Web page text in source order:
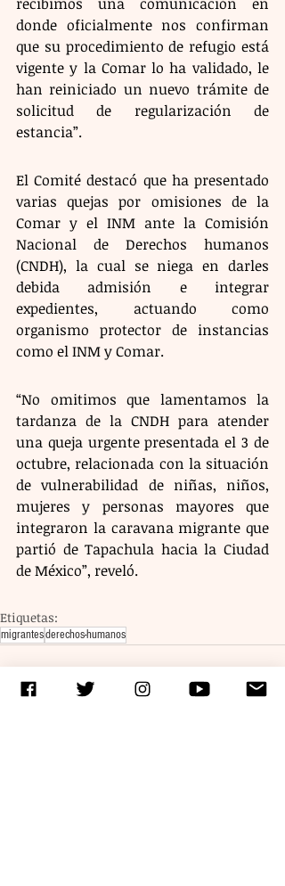
donde oficialmente nos confirman
que su procedimiento de refugio está
vigente y la Comar lo ha validado, le
han reiniciado un nuevo trámite de
solicitud de regularización de
estancia”.
El Comité destacó que ha presentado
varias quejas por omisiones de la
Comar y el INM ante la Comisión
Nacional de Derechos humanos
(CNDH), la cual se niega en darles
debida admisión e integrar
expedientes, actuando como
organismo protector de instancias
como el INM y Comar.
“No omitimos que lamentamos la
tardanza de la CNDH para atender
una queja urgente presentada el 3 de
octubre, relacionada con la situación
de vulnerabilidad de niñas, niños,
mujeres y personas mayores que
integraron la caravana migrante que
partió de Tapachula hacia la Ciudad
de México”, reveló.
Etiquetas:
migrantesderechos-humanos